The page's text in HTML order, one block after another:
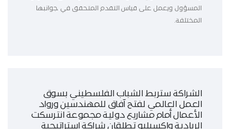
المسؤول ويعمل على قياس التقدم المتحقق في جوانبها
المختلفة.
الشراكة ستربط الشباب الفلسطيني بسوق
العمل العالمي لفتح آفاق للمهندسين ورواد
الأعمال أمام مشاريع دولية مجموعة انترسكت
الريادية واكسبليو تطلقان شراكة استراتيجية